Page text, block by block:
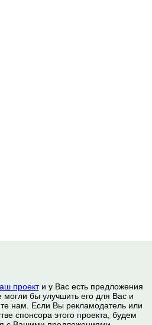
проекти у Вас есть предложения
бы улучшить его для Вас и
нам. Если Вы рекламодатель или
спонсора этого проекта, будем